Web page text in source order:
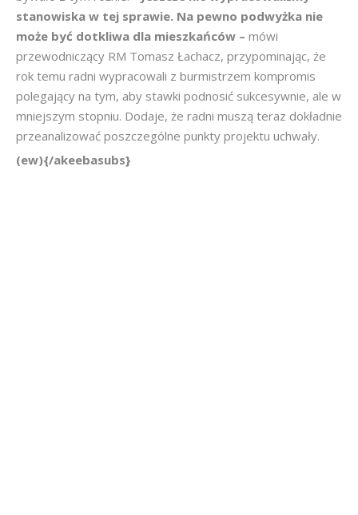
stanowiska w tej sprawie. Na pewno podwyżka nie
może być dotkliwa dla mieszkańców – mówi
przewodniczący RM Tomasz Łachacz, przypominając, że
rok temu radni wypracowali z burmistrzem kompromis
polegający na tym, aby stawki podnosić sukcesywnie, ale w
mniejszym stopniu. Dodaje, że radni muszą teraz dokładnie
przeanalizować poszczególne punkty projektu uchwały.
(ew){/akeebasubs}